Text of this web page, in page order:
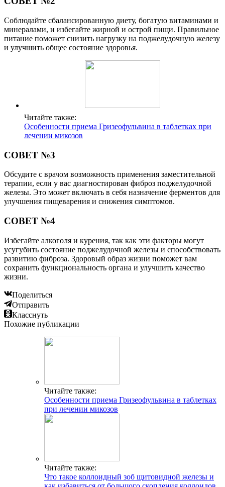
Соблюдайте сбалансированную диету, богатую витаминами и
минералами, и избегайте жирной и острой пищи. Правильное
питание поможет снизить нагрузку на поджелудочную железу
и улучшить общее состояние здоровья.
Читайте также:
Особенности приема Гризеофульвина в таблетках при
лечении микозов
СОВЕТ №3
Обсудите с врачом возможность применения заместительной
терапии, если у вас диагностирован фиброз поджелудочной
железы. Это может включать в себя назначение ферментов для
улучшения пищеварения и снижения симптомов.
СОВЕТ №4
Избегайте алкоголя и курения, так как эти факторы могут
усугубить состояние поджелудочной железы и способствовать
развитию фиброза. Здоровый образ жизни поможет вам
сохранить функциональность органа и улучшить качество
жизни.
Поделиться
Отправить
Класснуть
Похожие публикации
Читайте также:
Особенности приема Гризеофульвина в таблетках
при лечении микозов
Читайте также:
Что такое коллоидный зоб щитовидной железы и